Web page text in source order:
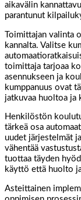
aikavälin
parantunut
Toimittajan valinta
kannalta. Valitse
toimittaja tarjoaa
asennukseen ja
kumppanuus ovat
jatkuvaa huoltoa ja
Henkilöstön
tärkeä osa
uudet järjestelmät
vähentää
tuottaa täyden
käyttö että huolto
Asteittainen